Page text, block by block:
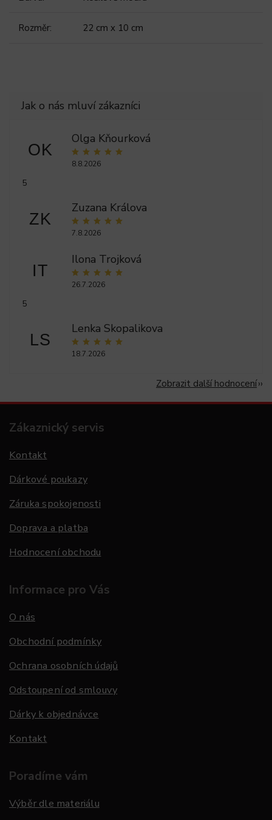
Rozměr: 22 cm x 10 cm
OK
Olga Kňourková
8.8.2026
5
ZK
Zuzana Králova
7.8.2026
IT
Ilona Trojková
26.7.2026
5
LS
Lenka Skopalikova
18.7.2026
Zobrazit další hodnocení
Zákaznický servis
Kontakt
Dárkové poukazy
Záruka spokojenosti
Doprava a platba
Hodnocení obchodu
Informace pro Vás
O nás
Obchodní podmínky
Ochrana osobních údajů
Odstoupení od smlouvy
Dárky k objednávce
Kontakt
Poradíme vám
Výběr dle materiálu